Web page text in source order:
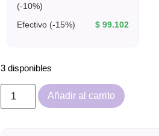
(-10%)
Efectivo (-15%) $99.102
3 disponibles
Añadir al carrito